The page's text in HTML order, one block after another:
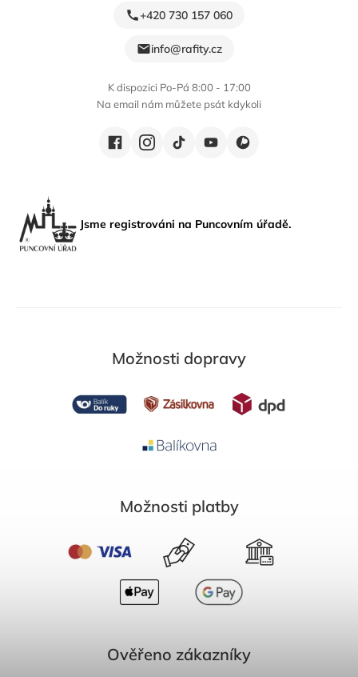
+420 730 157 060
info@rafity.cz
K dispozici Po-Pá 8:00 - 17:00
Na email nám můžete psát kdykoli
Jsme registrováni na Puncovním úřadě.
Možnosti dopravy
Možnosti platby
Ověřeno zákazníky